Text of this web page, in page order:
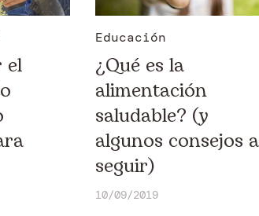
el
Educación
¿Qué es la
alimentación
saludable? (y
algunos consejos a
seguir)
10/09/2019